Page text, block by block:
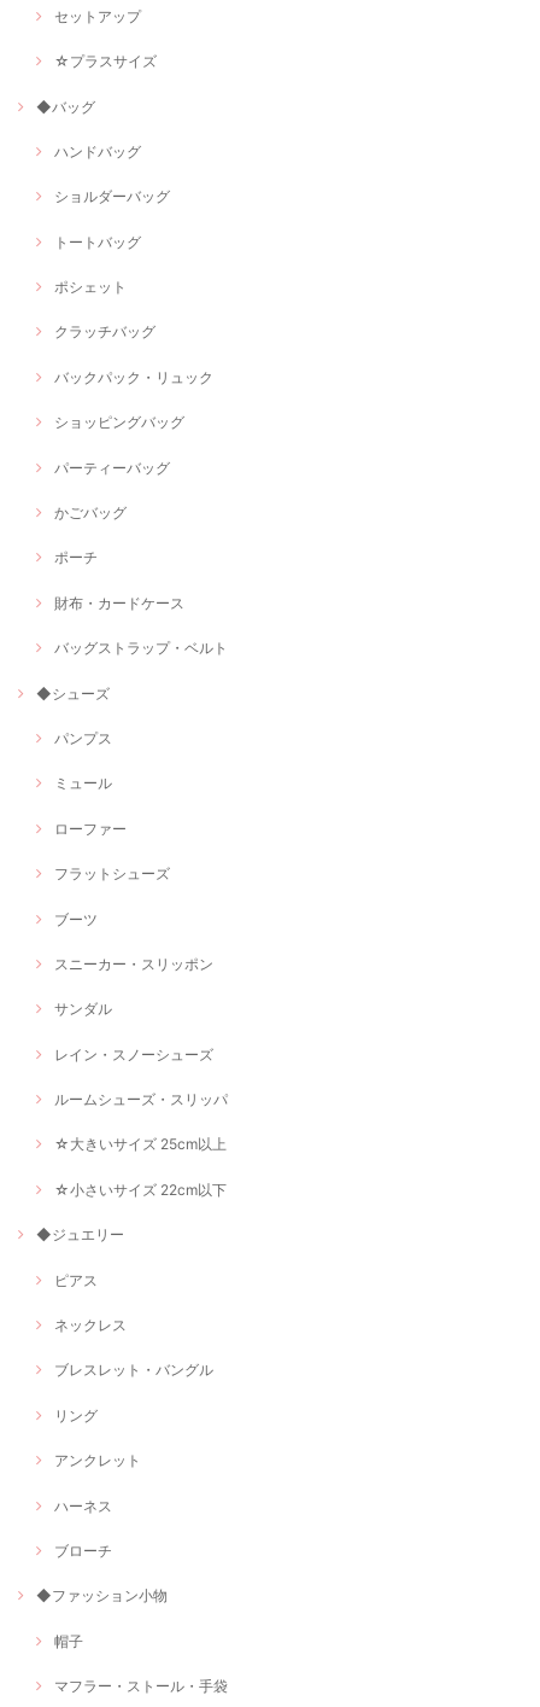
セットアップ
☆プラスサイズ
◆バッグ
ハンドバッグ
ショルダーバッグ
トートバッグ
ポシェット
クラッチバッグ
バックパック・リュック
ショッピングバッグ
パーティーバッグ
かごバッグ
ポーチ
財布・カードケース
バッグストラップ・ベルト
◆シューズ
パンプス
ミュール
ローファー
フラットシューズ
ブーツ
スニーカー・スリッポン
サンダル
レイン・スノーシューズ
ルームシューズ・スリッパ
☆大きいサイズ 25cm以上
☆小さいサイズ 22cm以下
◆ジュエリー
ピアス
ネックレス
ブレスレット・バングル
リング
アンクレット
ハーネス
ブローチ
◆ファッション小物
帽子
マフラー・ストール・手袋